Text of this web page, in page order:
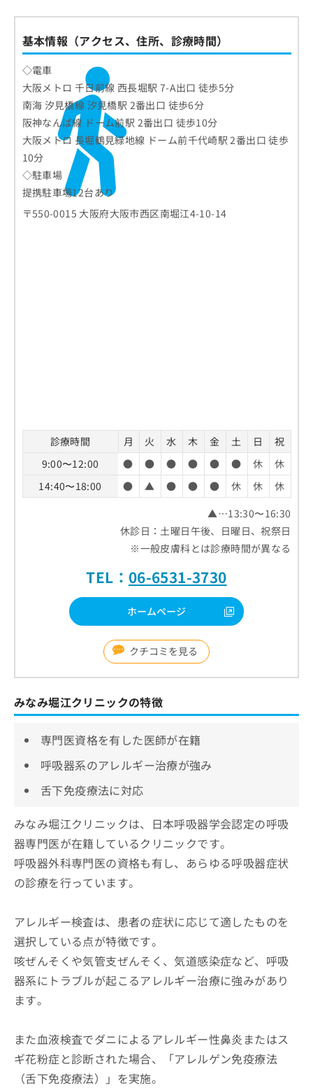
基本情報（アクセス、住所、診療時間）
◇電車
大阪メトロ 千日前線 西長堀駅 7-A出口 徒歩5分
南海 汐見橋線 汐見橋駅 2番出口 徒歩6分
阪神なんば線 ドーム前駅 2番出口 徒歩10分
大阪メトロ 長堀鶴見緑地線 ドーム前千代崎駅 2番出口 徒歩
10分
◇駐車場
提携駐車場12台あり
〒550-0015 大阪府大阪市西区南堀江4-10-14
診療時間 月 火 水 木 金 土 日
祝
9:00〜12:00
● ● ● ● ● ● 休
休
14:40〜18:00
● ▲ ● ● ● 休 休
休
▲…13:30〜16:30
休診日：土曜日午後、日曜日、祝祭日
※一般皮膚科とは診療時間が異なる
TEL： 06-6531-3730
ホームページ
クチコミを見る
みなみ堀江クリニックの特徴
専門医資格を有した医師が在籍
呼吸器系のアレルギー治療が強み
舌下免疫療法に対応
みなみ堀江クリニックは、日本呼吸器学会認定の呼吸
器専門医が在籍しているクリニックです。
呼吸器外科専門医の資格も有し、あらゆる呼吸器症状
の診療を行っています。
アレルギー検査は、患者の症状に応じて適したものを
選択している点が特徴です。
咳ぜんそくや気管支ぜんそく、気道感染症など、呼吸
器系にトラブルが起こるアレルギー治療に強みがあり
ます。
また血液検査でダニによるアレルギー性鼻炎またはス
ギ花粉症と診断された場合、「アレルゲン免疫療法
（舌下免疫療法）」を実施。